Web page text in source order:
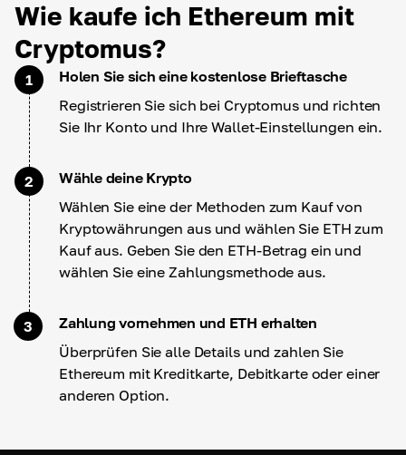
Wie kaufe ich Ethereum mit
Cryptomus?
1
Holen Sie sich eine kostenlose Brieftasche
Registrieren Sie sich bei Cryptomus und richten
Sie Ihr Konto und Ihre Wallet-Einstellungen ein.
2
Wähle deine Krypto
Wählen Sie eine der Methoden zum Kauf von
Kryptowährungen aus und wählen Sie ETH zum
Kauf aus. Geben Sie den ETH-Betrag ein und
wählen Sie eine Zahlungsmethode aus.
3
Zahlung vornehmen und ETH erhalten
Überprüfen Sie alle Details und zahlen Sie
Ethereum mit Kreditkarte, Debitkarte oder einer
anderen Option.